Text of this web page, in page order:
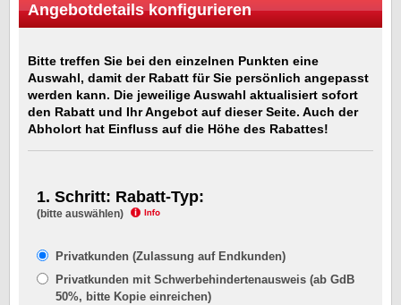
Angebotdetails konfigurieren
Bitte treffen Sie bei den einzelnen Punkten eine
Auswahl, damit der Rabatt für Sie persönlich angepasst
werden kann. Die jeweilige Auswahl aktualisiert sofort
den Rabatt und Ihr Angebot auf dieser Seite. Auch der
Abholort hat Einfluss auf die Höhe des Rabattes!
1. Schritt: Rabatt-Typ:
(bitte auswählen)
Privatkunden (Zulassung auf Endkunden)
Privatkunden mit Schwerbehindertenausweis (ab GdB
50%, bitte Kopie einreichen)